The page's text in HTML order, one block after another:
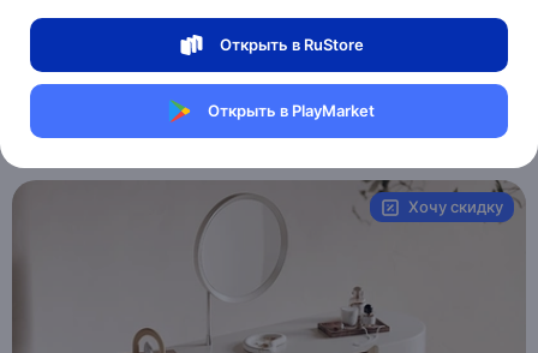
Открыть в RuStore
Открыть в PlayMarket
0 отзывов
Магазин eMILE
UPC:MXM4487754381
Хочу скидку